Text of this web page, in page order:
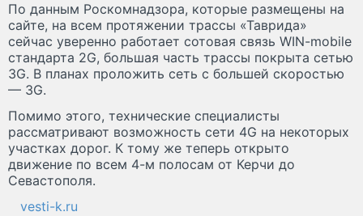
По данным Роскомнадзора, которые размещены на
сайте, на всем протяжении трассы «Таврида»
сейчас уверенно работает сотовая связь WIN-mobile
стандарта 2G, большая часть трассы покрыта сетью
3G. В планах проложить сеть с большей скоростью
— 3G.
Помимо этого, технические специалисты
рассматривают возможность сети 4G на некоторых
участках дорог. К тому же теперь открыто
движение по всем 4-м полосам от Керчи до
Севастополя.
vesti-k.ru